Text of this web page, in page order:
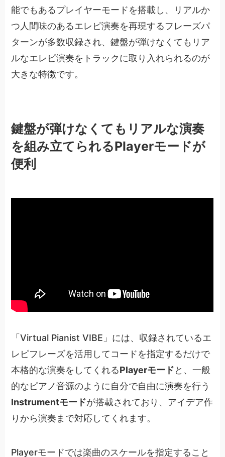
能でもあるプレイヤーモードを搭載し、リアルか
つ人間味のあるエレピ演奏を再現するフレーズパ
ターンが多数収録され、鍵盤が弾けなくてもリア
ルなエレピ演奏をトラックに取り入れられるのが
大きな特徴です。
鍵盤が弾けなくてもリアルな演奏
を組み立てられるPlayerモードが
便利
「Virtual Pianist VIBE」には、収録されているエ
レピフレーズを活用してコードを指定するだけで
本格的な演奏をしてくれるPlayerモードと、一般
的なピアノ音源のように自分で自由に演奏を行う
Instrumentモードが搭載されており、アイデア作
りから演奏まで対応してくれます。
Playerモードでは楽曲のスケールを指定すること